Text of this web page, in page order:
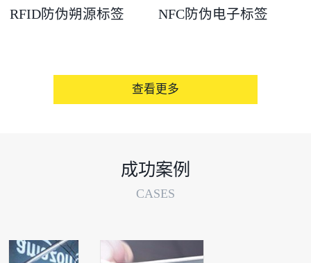
RFID防伪朔源标签 NFC防伪电子标签
查看更多
成功案例
CASES